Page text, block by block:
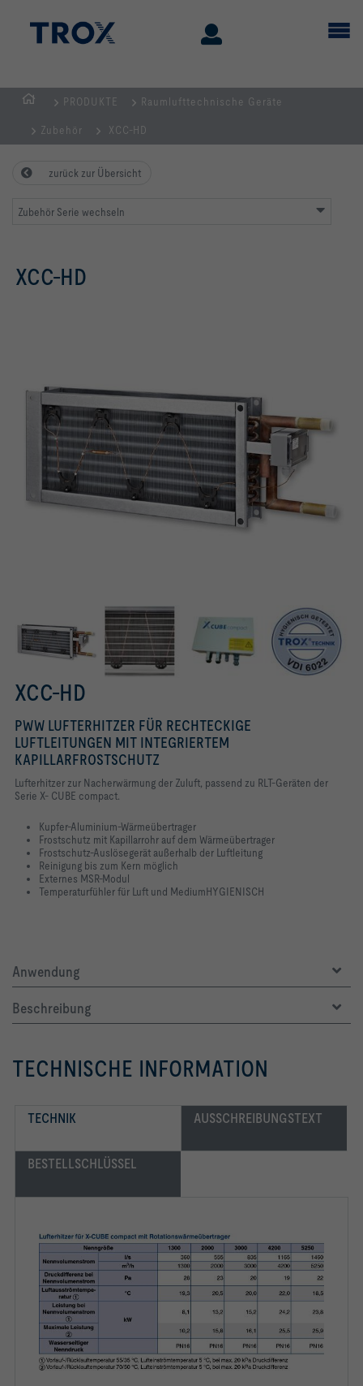
PRODUKTE Raumlufttechnische Geräte
Zubehör XCC-HD
zurück zur Übersicht
Zubehör Serie wechseln
XCC-HD
XCC-HD
PWW LUFTERHITZER FÜR RECHTECKIGE
LUFTLEITUNGEN MIT INTEGRIERTEM
KAPILLARFROSTSCHUTZ
Lufterhitzer zur Nacherwärmung der Zuluft, passend zu RLT-Geräten der
Serie X- CUBE compact.
Kupfer-Aluminium-Wärmeübertrager
Frostschutz mit Kapillarrohr auf dem Wärmeübertrager
Frostschutz-Auslösegerät außerhalb der Luftleitung
Reinigung bis zum Kern möglich
Externes MSR-Modul
Temperaturfühler für Luft und MediumHYGIENISCH
Anwendung
Beschreibung
TECHNISCHE INFORMATION
TECHNIK AUSSCHREIBUNGSTEXT
BESTELLSCHLÜSSEL